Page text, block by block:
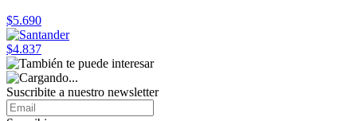
$5.690
$4.837
Suscribite a nuestro newsletter